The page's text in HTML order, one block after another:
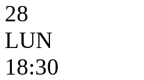
28
LUN
18:30